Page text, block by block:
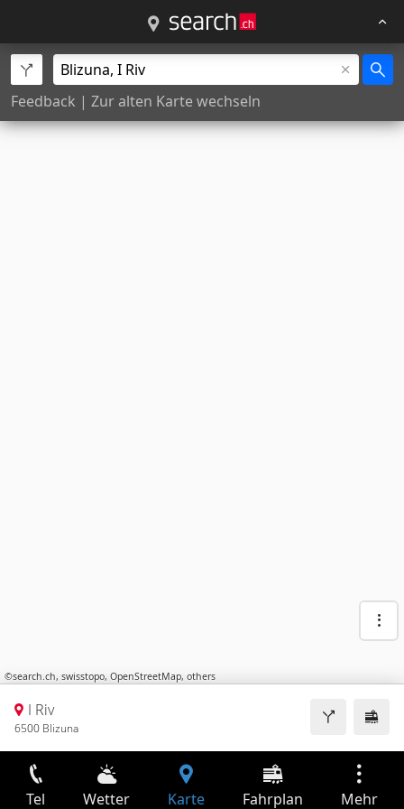
Feedback | Zur alten Karte wechseln
©search.ch, swisstopo, OpenStreetMap, others
I Riv
6500 Blizuna
Tel Wetter Karte Fahrplan Mehr